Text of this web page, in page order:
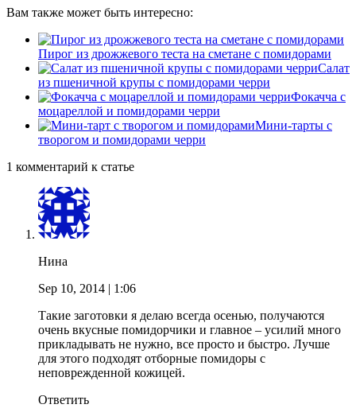
Вам также может быть интересно:
Пирог из дрожжевого теста на сметане с помидорами
Салат
из пшеничной крупы с помидорами черри
Фокачча с
моцареллой и помидорами черри
Мини-тарты с
творогом и помидорами черри
1 комментарий к статье
Нина
Sep 10, 2014 | 1:06
Такие заготовки я делаю всегда осенью, получаются
очень вкусные помидорчики и главное – усилий много
прикладывать не нужно, все просто и быстро. Лучше
для этого подходят отборные помидоры с
неповрежденной кожицей.
Ответить